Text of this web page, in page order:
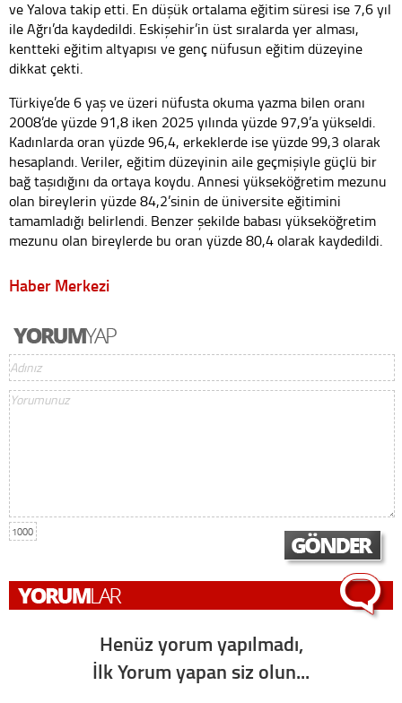
ve Yalova takip etti. En düşük ortalama eğitim süresi ise 7,6 yıl
ile Ağrı’da kaydedildi. Eskişehir’in üst sıralarda yer alması,
kentteki eğitim altyapısı ve genç nüfusun eğitim düzeyine
dikkat çekti.
Türkiye’de 6 yaş ve üzeri nüfusta okuma yazma bilen oranı
2008’de yüzde 91,8 iken 2025 yılında yüzde 97,9’a yükseldi.
Kadınlarda oran yüzde 96,4, erkeklerde ise yüzde 99,3 olarak
hesaplandı. Veriler, eğitim düzeyinin aile geçmişiyle güçlü bir
bağ taşıdığını da ortaya koydu. Annesi yükseköğretim mezunu
olan bireylerin yüzde 84,2’sinin de üniversite eğitimini
tamamladığı belirlendi. Benzer şekilde babası yükseköğretim
mezunu olan bireylerde bu oran yüzde 80,4 olarak kaydedildi.
Haber Merkezi
1000
Henüz yorum yapılmadı,
İlk Yorum yapan siz olun...